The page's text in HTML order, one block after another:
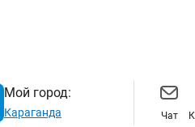
Мой город:
Караганда Чат